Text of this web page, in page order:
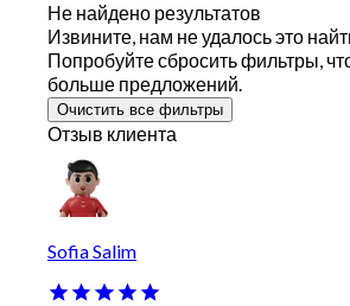
Не найдено результатов
Извините, нам не удалось это
Попробуйте сбросить фильтры,
больше предложений.
Очистить все фильтры
Отзыв клиента
Sofia Salim